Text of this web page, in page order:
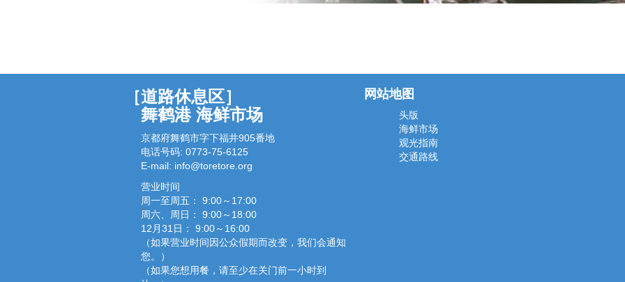
［道路休息区］
舞鹤港 海鲜市场
京都府舞鹤市字下福井905番地
电话号码: 0773-75-6125
E-mail: info@toretore.org
营业时间
周一至周五： 9:00～17:00
周六、周日： 9:00～18:00
12月31日： 9:00～16:00
（如果营业时间因公众假期而改变，我们会通知
您。）
（如果您想用餐，请至少在关门前一小时到
网站地图
头版
海鲜市场
观光指南
交通路线